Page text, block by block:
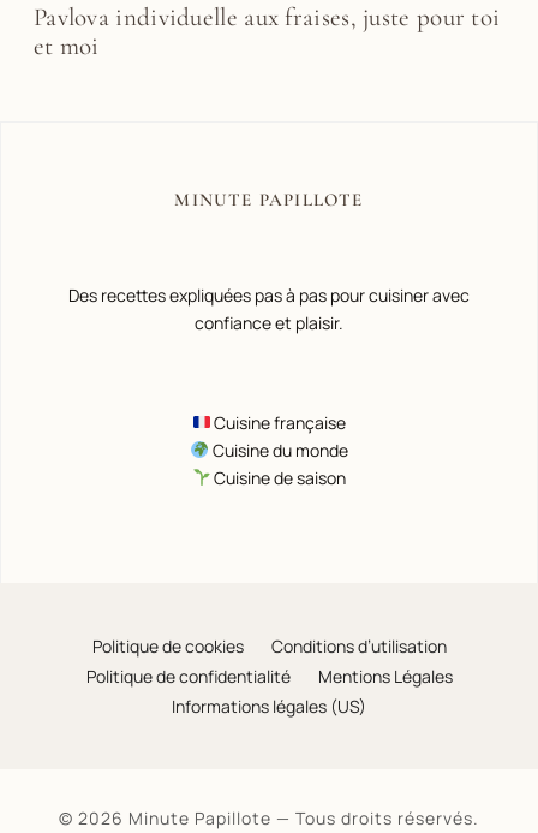
Pavlova individuelle aux fraises, juste pour toi
et moi
MINUTE PAPILLOTE
Des recettes expliquées pas à pas pour cuisiner avec
confiance et plaisir.
Cuisine française
Cuisine du monde
Cuisine de saison
Politique de cookies
Conditions d’utilisation
Politique de confidentialité
Mentions Légales
Informations légales (US)
© 2026 Minute Papillote — Tous droits réservés.